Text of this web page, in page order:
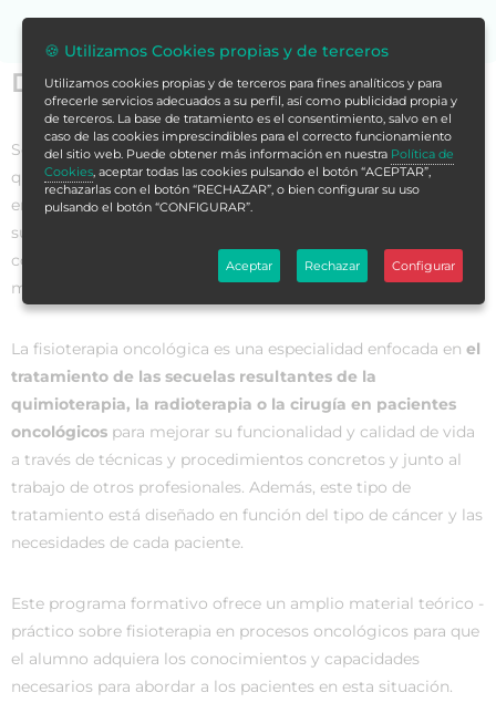
Datos generales
Según diversos estudios científicos, los pacientes con cáncer
que han recibido fisioterapia durante todo su proceso de
enfermedad -desde el diagnóstico hasta la etapa de
supervivencia o fin de vida- han tenido menos dolor, fatiga y
complicaciones tras las cirugías y mejoras a nivel del tono
muscular y capacidad pulmonar.
La fisioterapia oncológica es una especialidad enfocada en el
tratamiento de las secuelas resultantes de la
quimioterapia, la radioterapia o la cirugía en pacientes
oncológicos para mejorar su funcionalidad y calidad de vida
a través de técnicas y procedimientos concretos y junto al
trabajo de otros profesionales. Además, este tipo de
tratamiento está diseñado en función del tipo de cáncer y las
necesidades de cada paciente.
Este programa formativo ofrece un amplio material teórico -
práctico sobre fisioterapia en procesos oncológicos para que
el alumno adquiera los conocimientos y capacidades
necesarios para abordar a los pacientes en esta situación.
🍪 Utilizamos Cookies propias y de terceros
Utilizamos cookies propias y de terceros para fines analíticos y para
ofrecerle servicios adecuados a su perfil, así como publicidad propia y
de terceros. La base de tratamiento es el consentimiento, salvo en el
caso de las cookies imprescindibles para el correcto funcionamiento
del sitio web. Puede obtener más información en nuestra Política de
Cookies, aceptar todas las cookies pulsando el botón “ACEPTAR”,
rechazarlas con el botón “RECHAZAR”, o bien configurar su uso
pulsando el botón “CONFIGURAR”.
Aceptar Rechazar Configurar